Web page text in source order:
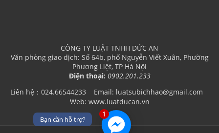
1
Bạn cần hỗ trợ?
CÔNG TY LUẬT TNHH ĐỨC AN
Văn phòng giao dịch: Số 64b, phố Nguyễn Viết Xuân, Phường
Phương Liệt, TP Hà Nội
Điện thoại: 0902.201.233
Liên hệ：024.66544233 Email: luatsubichhao@gmail.com
Web: www.luatducan.vn